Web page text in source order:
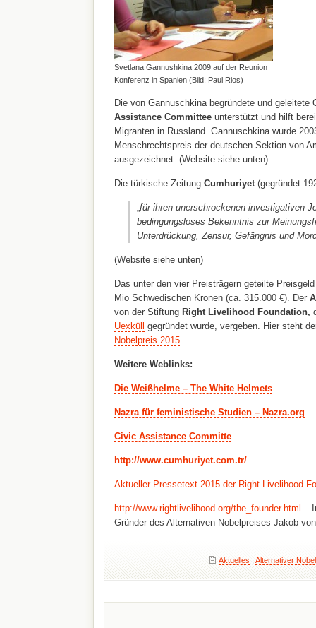
Svetlana Gannushkina 2009 auf der Reunion
Konferenz in Spanien (Bild: Paul Rios)
Die von Gannuschkina begründete und geleitete
Assistance Committeeunterstützt und hilft
Migranten in Russland. Gannuschkina wurde
Menschrechtspreis der deutschen Sektion von
ausgezeichnet. (Website siehe unten)
Die türkische Zeitung Cumhuriyet (gegründet
für ihren unerschrockenen investigativen
bedingungsloses Bekenntnis zur
Unterdrückung, Zensur, Gefängnis und
(Website siehe unten)
Das unter den vier Preisträgern geteilte
Mio Schwedischen Kronen (ca. 315.000 €). Der
von der Stiftung Right Livelihood Foundation,
Uexküll gegründet wurde, vergeben. Hier steht
Nobelpreis 2015.
Weitere Weblinks:
Die Weißhelme – The White Helmets
Nazra für feministische Studien – Nazra.org
Civic Assistance Committe
http://www.cumhuriyet.com.tr/
Aktueller Pressetext 2015 der Right Livelihood
http://www.rightlivelihood.org/the_founder.html –
Gründer des Alternativen Nobelpreises Jakob
Aktuelles, Alternativer